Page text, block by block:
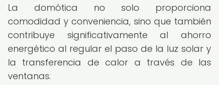
La domótica no solo proporciona
comodidad y conveniencia, sino que también
contribuye significativamente al ahorro
energético al regular el paso de la luz solar y
la transferencia de calor a través de las
ventanas.